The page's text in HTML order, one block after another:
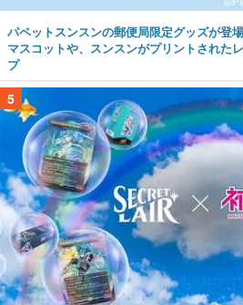
パペットスンスンの郵便局限定グッズが登
マスコットや、スンスンがプリントされた
プ
5